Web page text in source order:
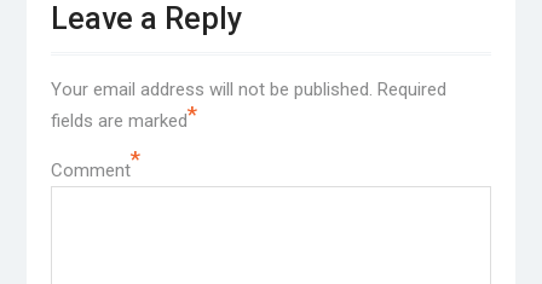
Leave a Reply
Your email address will not be published. Required
fields are marked*
Comment*